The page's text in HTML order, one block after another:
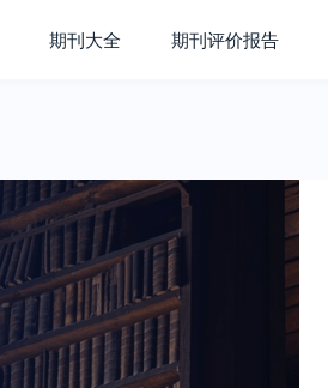
期刊大全 期刊评价报告